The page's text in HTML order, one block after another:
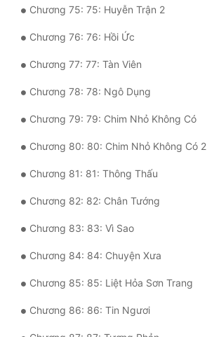
Chương 75: 75: Huyễn Trận 2
Chương 76: 76: Hồi Ức
Chương 77: 77: Tàn Viên
Chương 78: 78: Ngô Dụng
Chương 79: 79: Chim Nhỏ Không Có
Chương 80: 80: Chim Nhỏ Không Có 2
Chương 81: 81: Thông Thấu
Chương 82: 82: Chân Tướng
Chương 83: 83: Vì Sao
Chương 84: 84: Chuyện Xưa
Chương 85: 85: Liệt Hỏa Sơn Trang
Chương 86: 86: Tin Ngươi